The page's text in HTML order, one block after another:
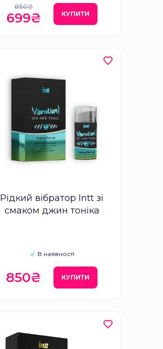
699₴
850₴
КУПИТИ
Рідкий вібратор Intt зі
смаком джин тоніка
В наявності
850₴ КУПИТИ